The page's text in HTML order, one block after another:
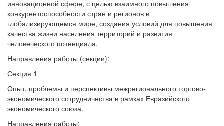
инновационной сфере, с целью взаимного повышения
конкурентоспособности стран и регионов в
глобализирующемся мире, создания условий для повышения
качества жизни населения территорий и развития
человеческого потенциала.
Направления работы (секции):
Секция 1
Опыт, проблемы и перспективы межрегионального торгово-
экономического сотрудничества в рамках Евразийского
экономического союза.
Направления работы: